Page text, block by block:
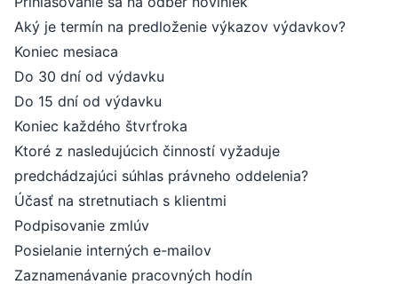
Aký je termín na predloženie výkazov výdavkov?
Koniec mesiaca
Do 30 dní od výdavku
Do 15 dní od výdavku
Koniec každého štvrťroka
Ktoré z nasledujúcich činností vyžaduje
predchádzajúci súhlas právneho oddelenia?
Účasť na stretnutiach s klientmi
Podpisovanie zmlúv
Posielanie interných e-mailov
Zaznamenávanie pracovných hodín